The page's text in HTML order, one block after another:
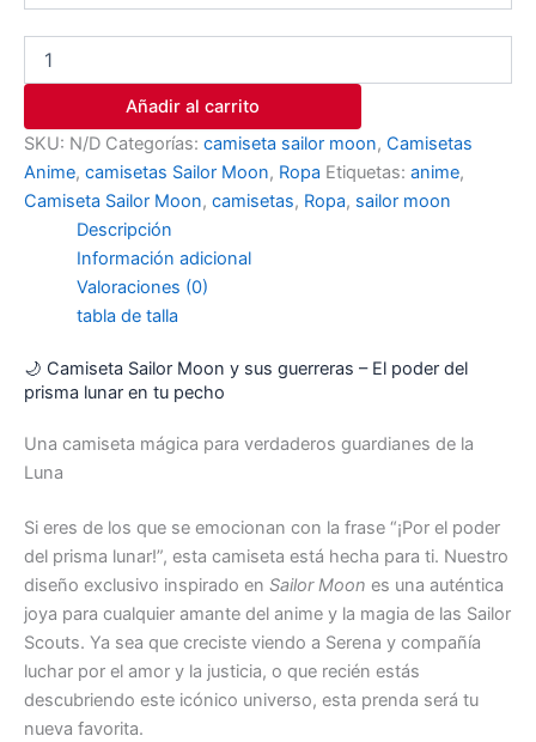
Añadir al carrito
SKU: N/D Categorías: camiseta sailor moon, Camisetas
Anime, camisetas Sailor Moon, Ropa Etiquetas: anime,
Camiseta Sailor Moon, camisetas, Ropa, sailor moon
Descripción
Información adicional
Valoraciones (0)
tabla de talla
🌙 Camiseta Sailor Moon y sus guerreras – El poder del
prisma lunar en tu pecho
Una camiseta mágica para verdaderos guardianes de la
Luna
Si eres de los que se emocionan con la frase “¡Por el poder
del prisma lunar!”, esta camiseta está hecha para ti. Nuestro
diseño exclusivo inspirado en Sailor Moon es una auténtica
joya para cualquier amante del anime y la magia de las Sailor
Scouts. Ya sea que creciste viendo a Serena y compañía
luchar por el amor y la justicia, o que recién estás
descubriendo este icónico universo, esta prenda será tu
nueva favorita.